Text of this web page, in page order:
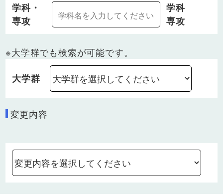
学科・
専攻
学科
専攻
※大学群でも検索が可能です。
大学群
変更内容